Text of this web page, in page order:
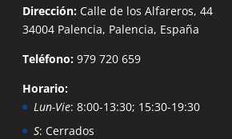
Dirección:Calle de los Alfareros, 44
34004 Palencia, Palencia, España
Teléfono:979 720 659
Horario:
Lun-Vie: 8:00-13:30; 15:30-19:30
S: Cerrados